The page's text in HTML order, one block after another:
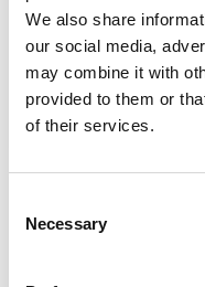
We also share
our social media,
may combine it with
provided to them or
of their services.
Selection
Necessary
Industrielle